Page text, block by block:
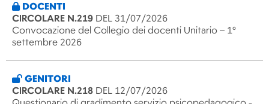
DOCENTI
CIRCOLARE N.219 DEL 31/07/2026
Convocazione del Collegio dei docenti Unitario – 1°
settembre 2026
GENITORI
CIRCOLARE N.218 DEL 12/07/2026